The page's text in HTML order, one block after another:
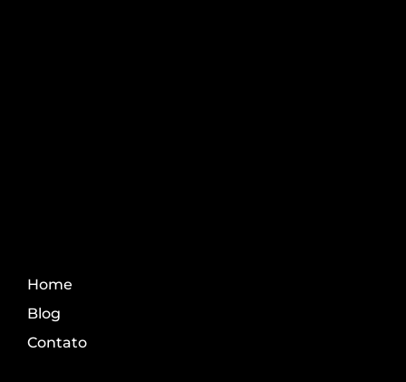
Home
Blog
Contato